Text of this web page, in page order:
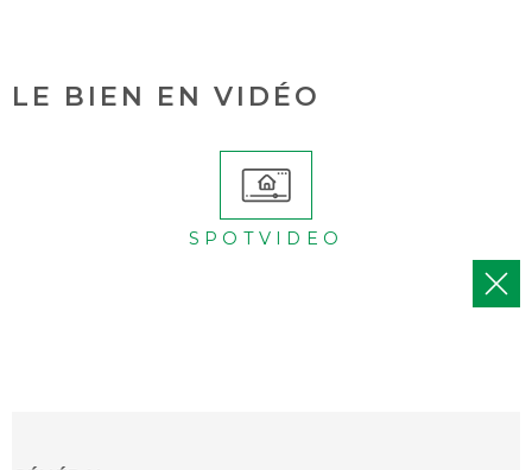
LE BIEN EN VIDÉO
SPOTVIDEO